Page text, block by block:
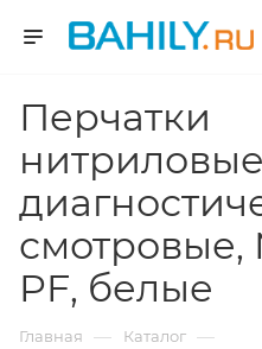
Перчатки
смотровые,
PF, белые
Главная — Каталог —